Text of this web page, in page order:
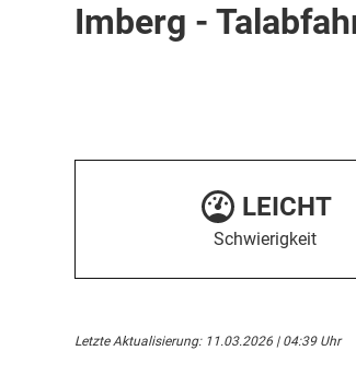
Imberg -
LEICHT
Schwierigkeit
Letzte Aktualisierung: 11.03.2026 | 04:39 Uhr